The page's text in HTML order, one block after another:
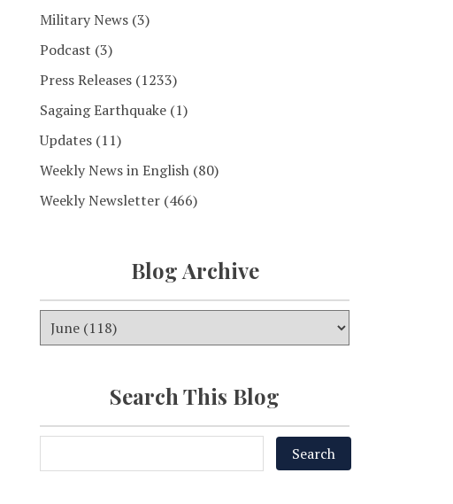
Military News (3)
Podcast (3)
Press Releases (1233)
Sagaing Earthquake (1)
Updates (11)
Weekly News in English (80)
Weekly Newsletter (466)
Blog Archive
Search This Blog